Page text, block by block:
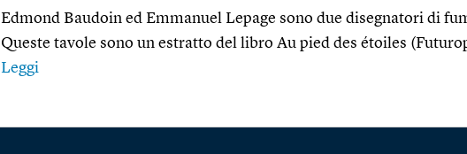
Edmond Baudoin ed Emmanuel Lepage sono due disegnatori di
Queste tavole sono un estratto del libro Au pied des étoiles
Leggi